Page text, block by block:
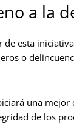
a la
esta
o
una
de los